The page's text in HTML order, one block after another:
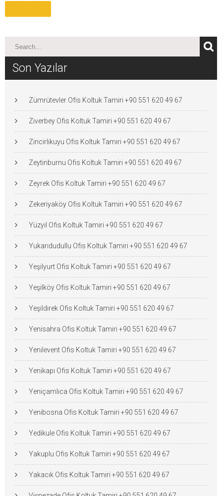
Son Yazılar
Zümrütevler Ofis Koltuk Tamiri +90 551 620 49 67
Ziverbey Ofis Koltuk Tamiri +90 551 620 49 67
Zincirlikuyu Ofis Koltuk Tamiri +90 551 620 49 67
Zeytinburnu Ofis Koltuk Tamiri +90 551 620 49 67
Zeyrek Ofis Koltuk Tamiri +90 551 620 49 67
Zekeriyaköy Ofis Koltuk Tamiri +90 551 620 49 67
Yüzyıl Ofis Koltuk Tamiri +90 551 620 49 67
Yukarıdudullu Ofis Koltuk Tamiri +90 551 620 49 67
Yeşilyurt Ofis Koltuk Tamiri +90 551 620 49 67
Yeşilköy Ofis Koltuk Tamiri +90 551 620 49 67
Yeşildirek Ofis Koltuk Tamiri +90 551 620 49 67
Yenisahra Ofis Koltuk Tamiri +90 551 620 49 67
Yenilevent Ofis Koltuk Tamiri +90 551 620 49 67
Yenikapı Ofis Koltuk Tamiri +90 551 620 49 67
Yeniçamlıca Ofis Koltuk Tamiri +90 551 620 49 67
Yenibosna Ofis Koltuk Tamiri +90 551 620 49 67
Yedikule Ofis Koltuk Tamiri +90 551 620 49 67
Yakuplu Ofis Koltuk Tamiri +90 551 620 49 67
Yakacık Ofis Koltuk Tamiri +90 551 620 49 67